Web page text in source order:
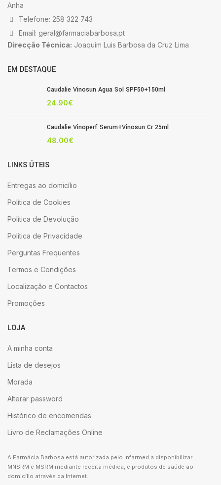
Anha
Telefone: 258 322 743
Email: geral@farmaciabarbosa.pt
Direcção Técnica: Joaquim Luis Barbosa da Cruz Lima
EM DESTAQUE
Caudalie Vinosun Agua Sol SPF50+150ml
24.90€
Caudalie Vinoperf Serum+Vinosun Cr 25ml
48.00€
LINKS ÚTEIS
Entregas ao domicílio
Política de Cookies
Política de Devolução
Política de Privacidade
Perguntas Frequentes
Termos e Condições
Localização e Contactos
Promoções
LOJA
A minha conta
Lista de desejos
Morada
Alterar password
Histórico de encomendas
Livro de Reclamações Online
A Farmácia Barbosa está autorizada pelo Infarmed a disponibilizar
MNSRM e MSRM mediante receita médica, e produtos de saúde ao
domicílio através da Internet.